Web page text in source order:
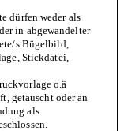
dürfen weder als
in abgewandelter
s Bügelbild,
Stickdatei,
o.ä
getauscht oder an
als